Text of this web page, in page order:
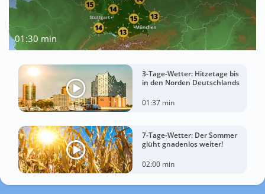
01:30 min
3-Tage-Wetter: Hitzetage bis
in den Norden Deutschlands
01:37 min
7-Tage-Wetter: Der Sommer
glüht gnadenlos weiter!
02:00 min